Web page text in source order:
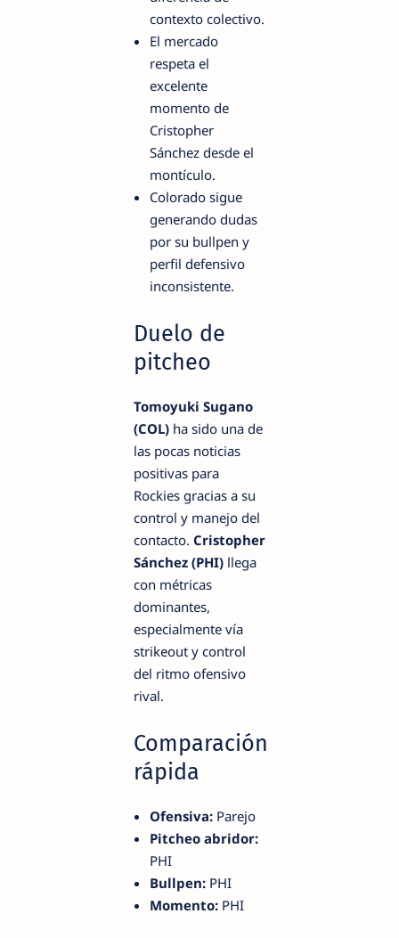
contexto colectivo.
El mercado
respeta el
excelente
momento de
Cristopher
Sánchez desde el
montículo.
Colorado sigue
generando dudas
por su bullpen y
perfil defensivo
inconsistente.
Duelo de
pitcheo
Tomoyuki Sugano
(COL) ha sido una de
las pocas noticias
positivas para
Rockies gracias a su
control y manejo del
contacto. Cristopher
Sánchez (PHI) llega
con métricas
dominantes,
especialmente vía
strikeout y control
del ritmo ofensivo
rival.
Comparación
rápida
Ofensiva: Parejo
Pitcheo abridor:
PHI
Bullpen: PHI
Momento: PHI